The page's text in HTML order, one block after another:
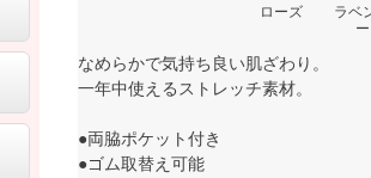
ローズ
ラベ
ー
なめらかで気持ち良い肌ざわり。
一年中使えるストレッチ素材。
●両脇ポケット付き
●ゴム取替え可能